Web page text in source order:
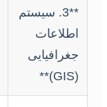
**3. سیستم
اطلاعات
جغرافیایی
(GIS)**